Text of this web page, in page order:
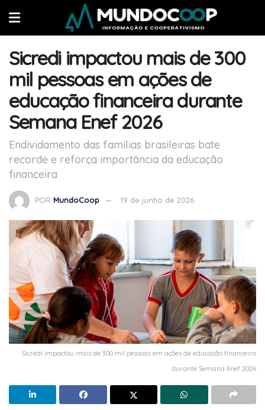
Sicredi impactou mais de 300
mil pessoas em ações de
educação financeira durante
Semana Enef 2026
Endividamento das famílias brasileiras bate
recorde e reforça importância da educação
financeira
POR MundoCoop 19 de junho de 2026
Sicredi impactou mais de 300 mil pessoas em ações de educação financeira
durante Semana Enef 2026